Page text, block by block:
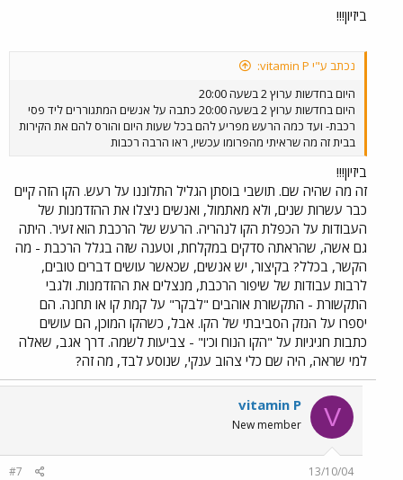
ביזיון!!!
נכתב ע"י vitamin P:
היום בחדשות ערוץ 2 בשעה 20:00
היום בחדשות ערוץ 2 בשעה 20:00 כתבה על אנשים המתגוררים ליד פסי
רכבת- ועד כמה הרעש מפריע להם בכל שעות היום והורס להם את הקירות
בבית זה מה שראיתי מהפרומו עכשיו, ראו הרבה רכבות
ביזיון!!!
זה מה שהיה שם. תושבי בוסתן הגליל התלוננו על רעש. הקו הזה קיים
כבר עשרות שנים, ולא מאתמול, ואנשים ניצלו את ההזדמנות של
העבודות על הכפלת הקו לנהריה. הרעש של הרכבת הוא זעיר. היתה
גם אשה, שהראתה סדקים במקלחת, וטענה שזה בגלל הרכבת - מה
הקשר, בכלל? בקיצור, יש אנשים, שכאשר עושים דברים טובים,
לרבות עבודות של שיפור הרכבת, מנצלים את ההזדמנות. ולגבי
התקשורת - התקשורת אוהבים "לבקר" על קמת קו או תחנה. הם
יספרו על הנזק הסביבתי של הקו. אבל, כשהקו המוכן, הם עושים
כתבות חגיגיות על "הקו הנוח וכ'ו" - צביעות לשמה. דרך אגב, שאלה
למי שראה, היה שם כלי צהוב ענקי, שנוסע לבד, מה זה?
V
vitamin P
New member
13/10/04
#7